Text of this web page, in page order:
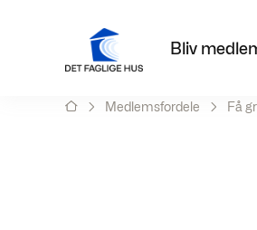
Bliv
Medlemsfordele Få